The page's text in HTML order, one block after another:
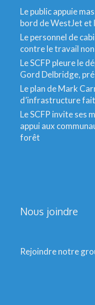
Le public appuie
bord de WestJet
Le personnel de
contre le travail non
Le SCFP pleure le
Gord Delbridge,
Le plan de Mark
d’infrastructure
Le SCFP invite ses
appui aux
forêt
Nous joindre
Rejoindre notre